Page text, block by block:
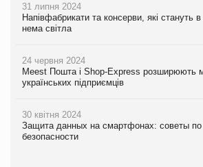
31 липня 2024
Напівфабрикати та консерви, які стануть
нема світла
24 червня 2024
Meest Пошта і Shop-Express розширюють
українських підприємців
30 квітня 2024
Защита данных на смартфонах: советы
безопасности